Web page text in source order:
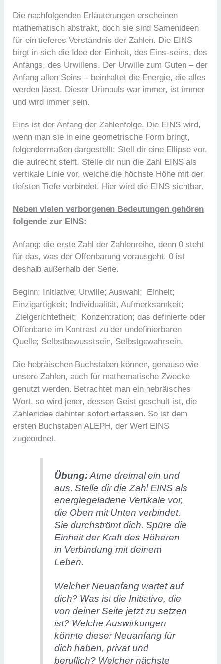
Die nachfolgenden Erläuterungen erscheinen
mathematisch abstrakt, doch sie sind Samenideen
für ein tieferes Verständnis der Zahlen. Die EINS
birgt in sich die Idee der Einheit, des Eins-seins, des
Anfangs, des Urwillens. Der Urwille zum Guten – der
Anfang allen Seins – beinhaltet die Energie, die alles
werden lässt. Dieser Urimpuls war immer, ist immer
und wird immer sein.
Eins ist der Anfang der Zahlenfolge. Die EINS wird,
wenn man sie in eine geometrische Form bringt,
folgendermaßen dargestellt: Stell dir eine Ellipse vor,
die aufrecht steht. Stelle dir nun die Zahl EINS als
vertikale Linie vor, welche die höchste Höhe mit der
tiefsten Tiefe verbindet. Hier wird die EINS sichtbar.
Neben vielen verborgenen Bedeutungen gehören
folgende zur EINS:
Anfang: die erste Zahl der Zahlenreihe, denn 0 steht
für das, was der Offenbarung vorausgeht. 0 ist
deshalb außerhalb der Serie.
Beginn; Initiative; Urwille; Auswahl; Einheit;
Einzigartigkeit; Individualität, Aufmerksamkeit;
Zielgerichtetheit; Konzentration; das definierte oder
Offenbarte im Kontrast zu der undefinierbaren
Quelle; Selbstbewusstsein, Selbstgewahrsein.
Die hebräischen Buchstaben können, genauso wie
unsere Zahlen, auch für mathematische Zwecke
genutzt werden. Betrachtet man ein hebräisches
Wort, so wird jener, dessen Geist geschult ist, die
Zahlenidee dahinter sofort erfassen. So ist dem
ersten Buchstaben ALEPH, der Wert EINS
zugeordnet.
Übung:Atme dreimal ein und
aus. Stelle dir die Zahl EINS als
energiegeladene Vertikale vor,
die Oben mit Unten verbindet.
Sie durchströmt dich. Spüre die
Einheit der Kraft des Höheren
in Verbindung mit deinem
Leben.
Welcher Neuanfang wartet auf
dich? Was ist die Initiative, die
von deiner Seite jetzt zu setzen
ist? Welche Auswirkungen
könnte dieser Neuanfang für
dich haben, privat und
beruflich? Welcher nächste